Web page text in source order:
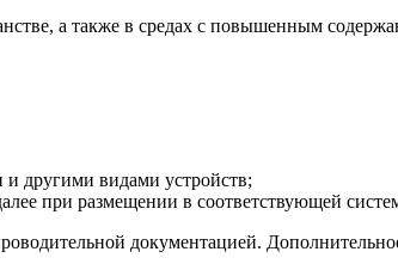
а также в средах с повышенным
и другими видами устройств;
при размещении в соответствующей
документацией.